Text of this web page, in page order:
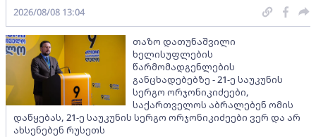
2026/08/08 13:04
თაზო დათუნაშვილი
ხელისუფლების
წარმომადგენლების
განცხადებებზე - 21-ე საუკუნის
სერგო ორჯონიკიძეები,
საქართველოს აბრალებენ ომის
დაწყებას, 21-ე საუკუნის სერგო ორჯონიკიძეები ვერ და არ
ახსენებენ რუსეთს